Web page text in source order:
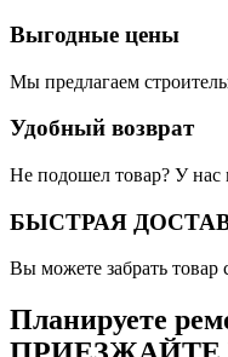
Выгодные цены
Мы предлагаем
Удобный возврат
Не подошел товар? У нас
БЫСТРАЯ
Вы можете забрать товар
Планируете